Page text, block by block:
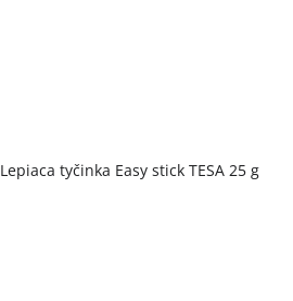
Lepiaca tyčinka Easy stick TESA 25 g